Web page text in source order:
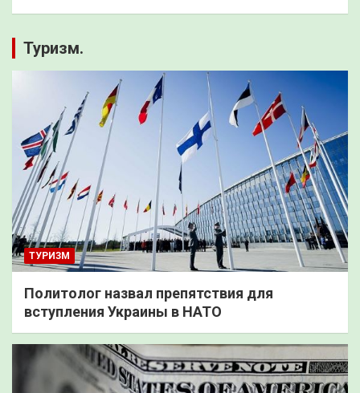
Туризм.
ТУРИЗМ
Политолог назвал препятствия для
вступления Украины в НАТО